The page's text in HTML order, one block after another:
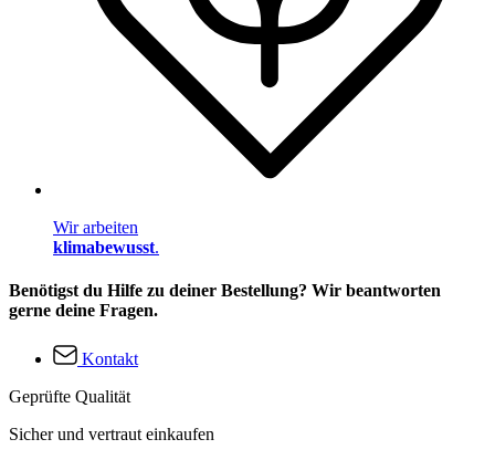
Wir arbeiten
klimabewusst.
Benötigst du Hilfe zu deiner Bestellung? Wir beantworten
gerne deine Fragen.
Kontakt
Geprüfte Qualität
Sicher und vertraut einkaufen